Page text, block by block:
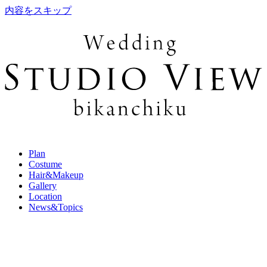
内容をスキップ
Plan
Costume
Hair&Makeup
Gallery
Location
News&Topics